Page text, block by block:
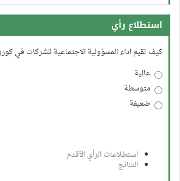
استطلاع رأي
كيف تقيم اداء المسؤولية الاجتماعية للشركات في
عالية
متوسطة
ضعيفة
استطلاعات الرأي الأقدم
النتائج